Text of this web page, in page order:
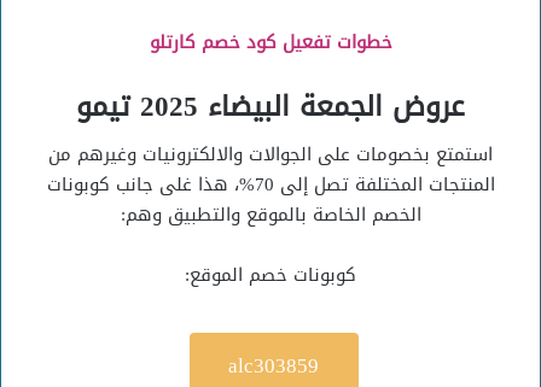
خطوات تفعيل كود خصم كارتلو
عروض الجمعة البيضاء 2025 تيمو
استمتع بخصومات على الجوالات والالكترونيات وغيرهم من
المنتجات المختلفة تصل إلى 70%، هذا غلى جانب كوبونات
الخصم الخاصة بالموقع والتطبيق وهم:
كوبونات خصم الموقع:
alc303859